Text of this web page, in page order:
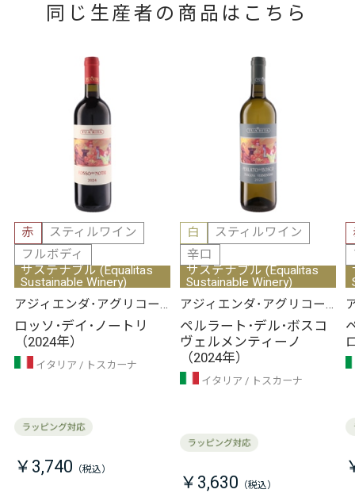
同じ生産者の商品はこちら
赤
スティルワイン
フルボディ
サステナブル (Equalitas
Sustainable Winery)
アジィエンダ･アグリコー
ラ･トゥア･リータ
ロッソ･デイ･ノートリ
（2024年）
イタリア トスカーナ
￥3,740
白
スティルワイン
辛口
サステナブル (Equalitas
Sustainable Winery)
アジィエンダ･アグリコー
ラ･トゥア･リータ
ペルラート･デル･ボスコ
ヴェルメンティーノ
（2024年）
イタリア トスカーナ
￥3,630